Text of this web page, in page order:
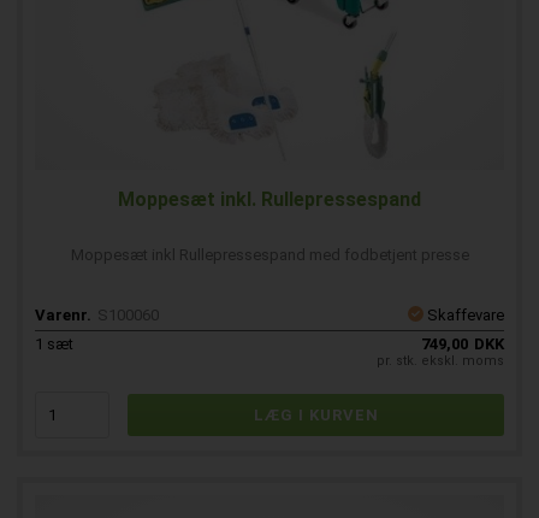
Moppesæt inkl. Rullepressespand
Moppesæt inkl Rullepressespand med fodbetjent presse
Varenr. S100060
Skaffevare
1 sæt 749,00 DKK
pr. stk. ekskl. moms